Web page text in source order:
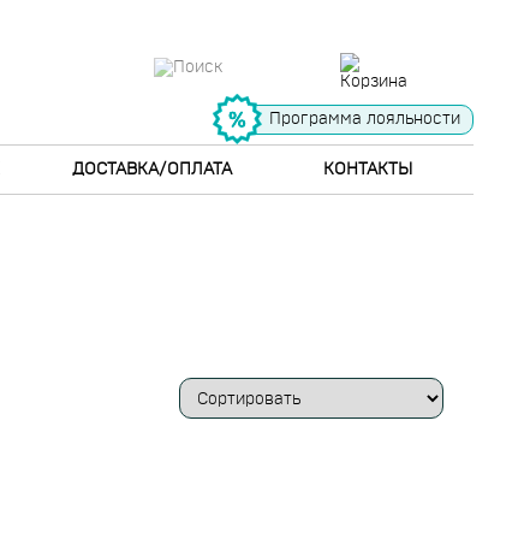
Программа лояльности
ДОСТАВКА/ОПЛАТА КОНТАКТЫ